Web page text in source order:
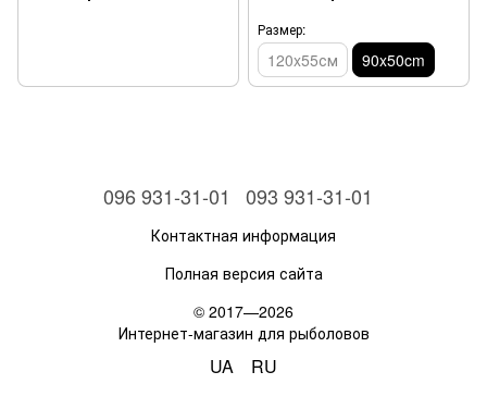
Размер:
120x55см 90x50cm
096 931-31-01 093 931-31-01
Контактная информация
Полная версия сайта
© 2017—2026
Интернет-магазин для рыболовов
UA RU